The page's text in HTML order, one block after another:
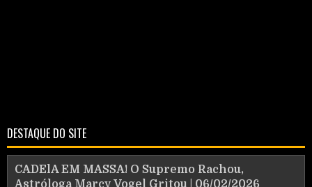
DESTAQUE DO SITE
CADElA EM MASSA! O Supremo Rachou,
Astróloga Marcy Vogel Gritou | 06/02/2026